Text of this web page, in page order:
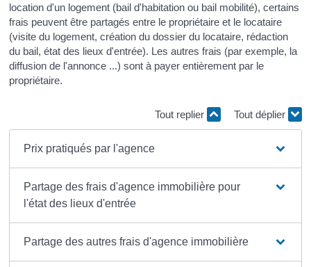
location d'un logement (bail d'habitation ou bail mobilité), certains
frais peuvent être partagés entre le propriétaire et le locataire
(visite du logement, création du dossier du locataire, rédaction
du bail, état des lieux d'entrée). Les autres frais (par exemple, la
diffusion de l'annonce ...) sont à payer entièrement par le
propriétaire.
Tout replier Tout déplier
Prix pratiqués par l'agence
Partage des frais d'agence immobilière pour
l'état des lieux d'entrée
Partage des autres frais d'agence immobilière